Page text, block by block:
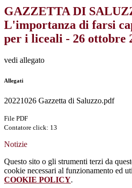
GAZZETTA DI
L'importanza di farsi
per i liceali - 26 ottobre
vedi allegato
Allegati
20221026 Gazzetta di Saluzzo.pdf
File PDF
Contatore click: 13
Notizie
Questo sito o gli strumenti terzi da
cookie necessari al funzionamento ed
COOKIE POLICY.